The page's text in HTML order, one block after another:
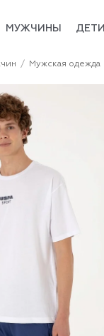
МУЖЧИНЫ ДЕТИ
Мужская одежда